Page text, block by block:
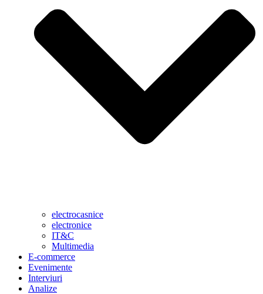
electrocasnice
electronice
IT&C
Multimedia
E-commerce
Evenimente
Interviuri
Analize